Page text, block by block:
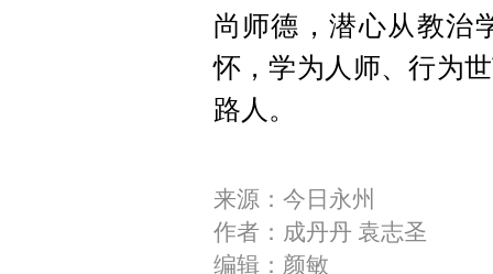
尚师德，潜心从教治
怀，学为人师、行为
路人。
来源：今日永州
作者：成丹丹 袁志圣
编辑：颜敏